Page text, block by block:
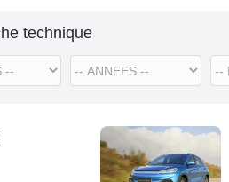
technique